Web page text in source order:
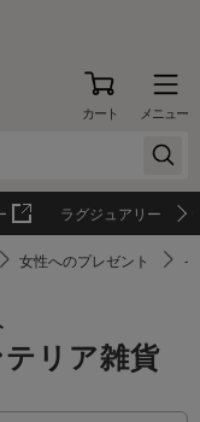
カート メニュー
ラグジュアリー
女性へのプレゼント
リア雑貨